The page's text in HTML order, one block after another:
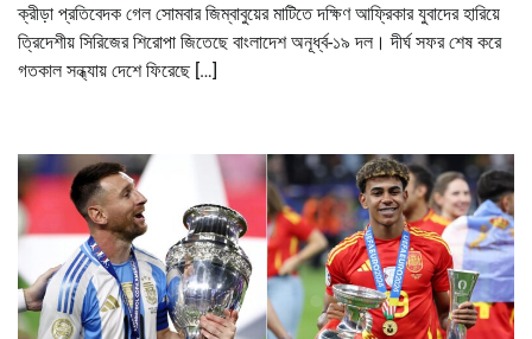
ক্রীড়া প্রতিবেদক গেল সোমবার জিম্বাবুয়ের মাটিতে দক্ষিণ আফ্রিকার যুবাদের হারিয়ে
ত্রিদেশীয় সিরিজের শিরোপা জিতেছে বাংলাদেশ অনূর্ধ্ব-১৯ দল। দীর্ঘ সফর শেষ করে
গতকাল সন্ধ্যায় দেশে ফিরেছে […]